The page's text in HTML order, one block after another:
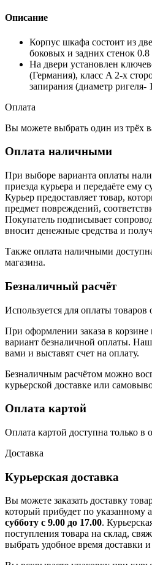
Описание
Корпус шкафа состоит из
боковых и задних стенок
На двери установлен
(Германия), класс A 2-х
запирания (диаметр ригеля-
Оплата
Вы можете выбрать один из трёх
Оплата наличными
При выборе варианта оплаты
приезда курьера и передаёте ему
Курьер предоставляет товар,
предмет повреждений,
Покупатель подписывает
вносит денежные средства и
Также оплата наличными
магазина.
Безналичный расчёт
Используется для оплаты
При оформлении заказа в корзине
вариант безналичной оплаты.
вами и выставят счет на оплату.
Безналичным расчётом можно
курьерской доставке или
Оплата картой
Оплата картой доступна только в
Доставка
Курьерская доставка
Вы можете заказать доставку
который прибудет по указанному
субботу с 9.00 до 17.00.
поступления товара на склад,
выбрать удобное время доставки